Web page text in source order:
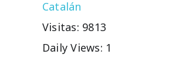
Catalán
Visitas: 9813
Daily Views: 1